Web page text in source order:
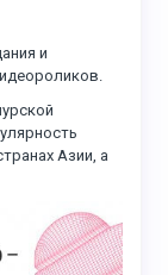
и
Азии, а